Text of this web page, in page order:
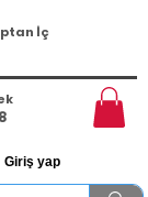
İç
Giriş yap